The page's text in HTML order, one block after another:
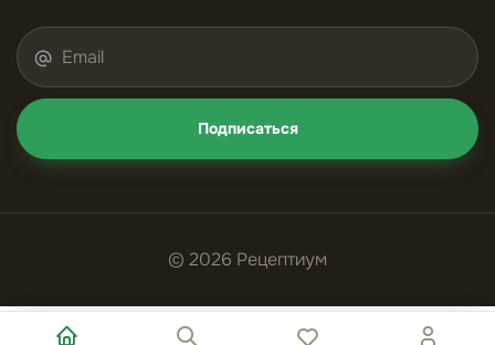
Подписаться
© 2026 Рецептиум